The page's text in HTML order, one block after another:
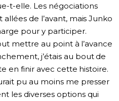
t-elle. Les négociations
de l’avant, mais Junko
pour y participer.
mettre au point à l’avance
j’étais au bout de
en finir avec cette histoire.
pu au moins me presser
les diverses options qui